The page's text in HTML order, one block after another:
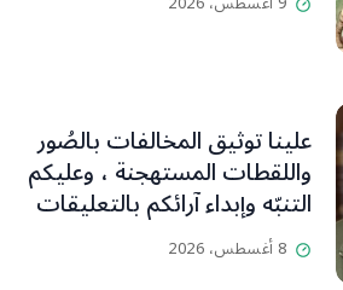
علينا توثيق المخالفات بالصُور
واللقطات المستهجنة ، وعليكم
التنبّه وإبداء آرائكم بالتعليقات
(جورج صبّاغ)
8 أغسطس، 2026